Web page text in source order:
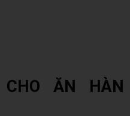
CHO ĂN HÀN